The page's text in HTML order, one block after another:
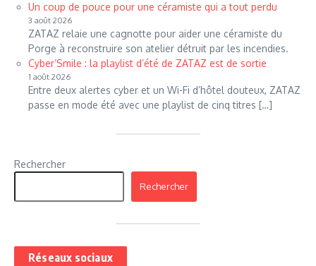
Un coup de pouce pour une céramiste qui a tout perdu
3 août 2026
ZATAZ relaie une cagnotte pour aider une céramiste du
Porge à reconstruire son atelier détruit par les incendies.
Cyber’Smile : la playlist d’été de ZATAZ est de sortie
1 août 2026
Entre deux alertes cyber et un Wi-Fi d’hôtel douteux, ZATAZ
passe en mode été avec une playlist de cinq titres […]
Rechercher
Rechercher
Réseaux sociaux